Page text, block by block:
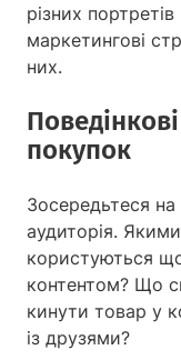
різних
маркетингові
них.
покупок
Зосередьтеся на
аудиторія.
користуються
контентом? Що
кинути товар у
із друзями?